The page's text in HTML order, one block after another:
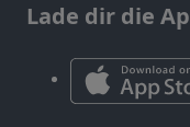
Lade dir die